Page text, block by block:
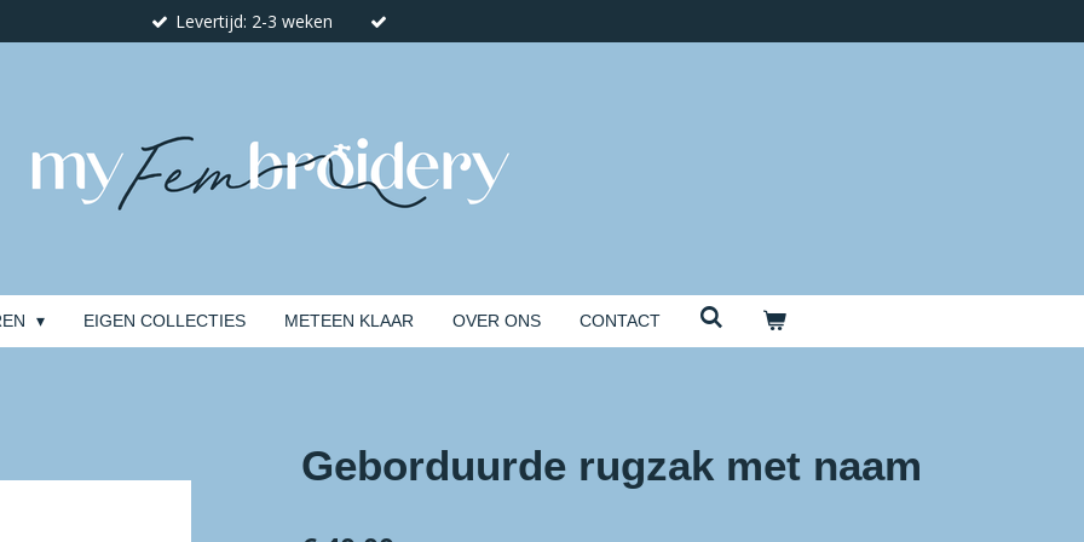
Levertijd: 2-3 weken
EIGEN COLLECTIES METEEN KLAAR OVER ONS CONTACT
Geborduurde rugzak met naam